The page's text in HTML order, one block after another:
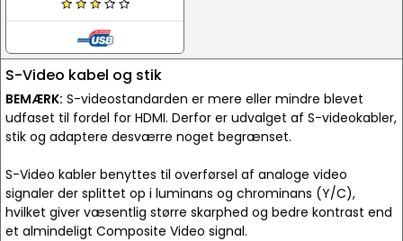
S-Video kabel og stik
BEMÆRK: S-videostandarden er mere eller mindre blevet
udfaset til fordel for HDMI. Derfor er udvalget af S-videokabler,
stik og adaptere desværre noget begrænset.
S-Video kabler benyttes til overførsel af analoge video
signaler der splittet op i luminans og chrominans (Y/C),
hvilket giver væsentlig større skarphed og bedre kontrast end
et almindeligt Composite Video signal.